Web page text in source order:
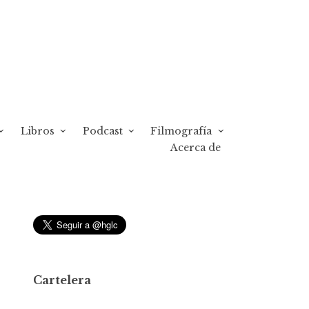
Libros Podcast
Filmografía
Acerca de
Cartelera